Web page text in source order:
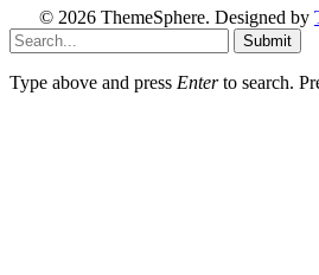
© 2026 ThemeSphere. Designed by
Submit
Type above and press Enterto search.